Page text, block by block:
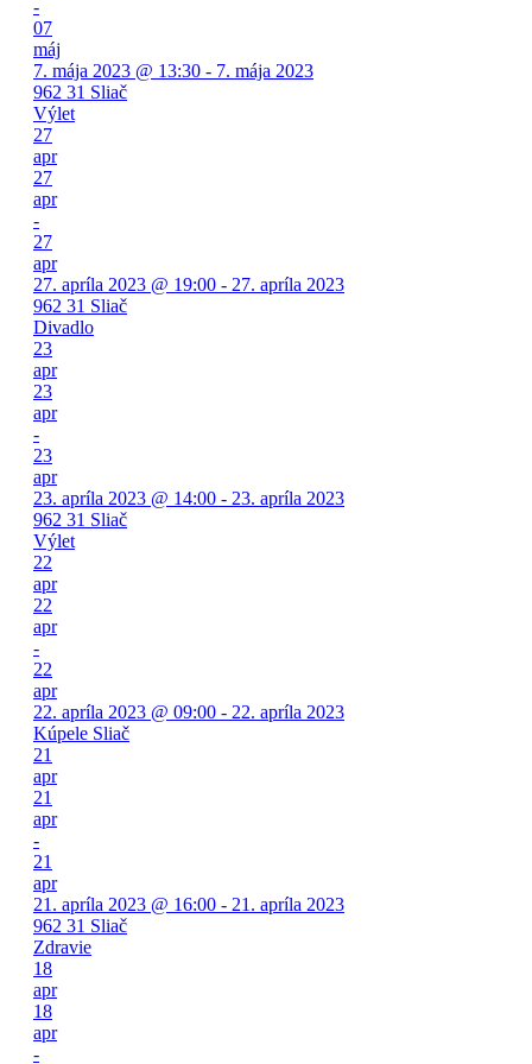
-
07
máj
7. mája 2023 @ 13:30 - 7. mája 2023
962 31 Sliač
Výlet
27
apr
27
apr
-
27
apr
27. apríla 2023 @ 19:00 - 27. apríla 2023
962 31 Sliač
Divadlo
23
apr
23
apr
-
23
apr
23. apríla 2023 @ 14:00 - 23. apríla 2023
962 31 Sliač
Výlet
22
apr
22
apr
-
22
apr
22. apríla 2023 @ 09:00 - 22. apríla 2023
Kúpele Sliač
21
apr
21
apr
-
21
apr
21. apríla 2023 @ 16:00 - 21. apríla 2023
962 31 Sliač
Zdravie
18
apr
18
apr
-